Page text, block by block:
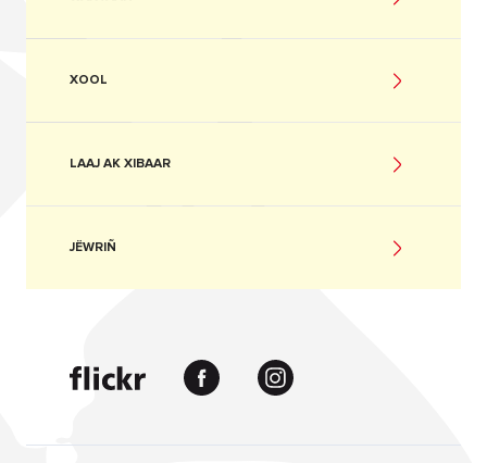
XOOL
LAAJ AK XIBAAR
JËWRIÑ